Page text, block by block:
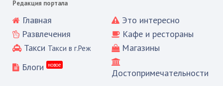
Редакция портала
Главная
Это интересно
Развлечения
Кафе и рестораны
Такси Такси в г.Реж
Магазины
Блоги
новое
Достопримечательности